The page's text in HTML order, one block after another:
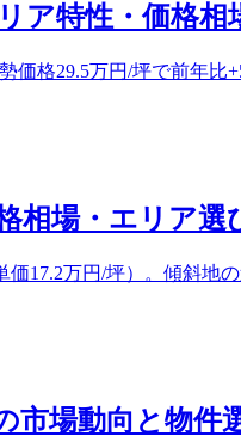
ア特性・価格相
価格29.5万円/坪で前年
相場・エリア選
価17.2万円/坪）。傾斜
市場動向と物件